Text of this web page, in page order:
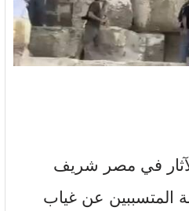
في مصر شريف
المتسببين عن غياب